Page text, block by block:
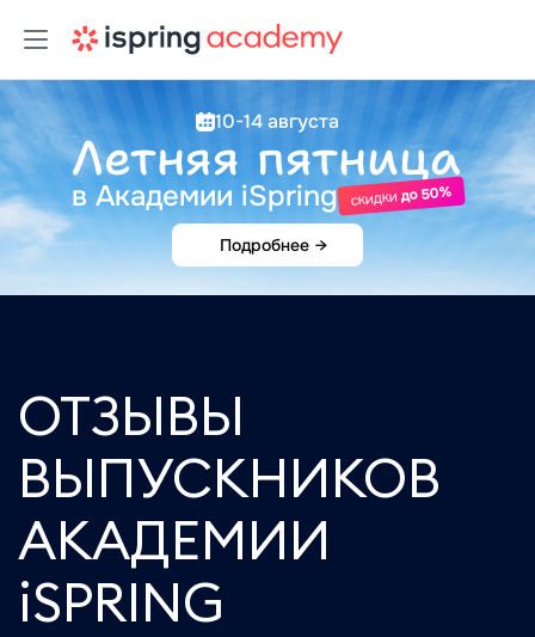
10-14 августа
Летняя пятница
в Академии iSpring скидкидо 50%
Подробнее →
ОТЗЫВЫ
ВЫПУСКНИКОВ
АКАДЕМИИ
iSPRING